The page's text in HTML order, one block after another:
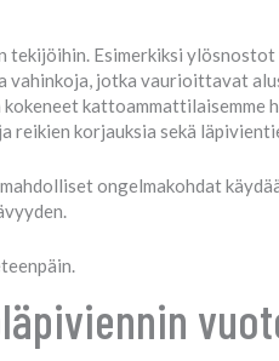
Esimerkiksi
jotka vaurioittavat
reikien korjauksia sekä
ongelmakohdat